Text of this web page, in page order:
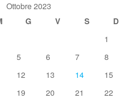
Ottobre 2023
G V S
D
1
5 6 7
8
12 13 14
15
19 20 21
22